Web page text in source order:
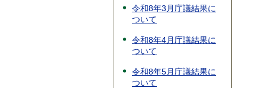
令和8年3月庁議結果に
ついて
令和8年4月庁議結果に
ついて
令和8年5月庁議結果に
ついて